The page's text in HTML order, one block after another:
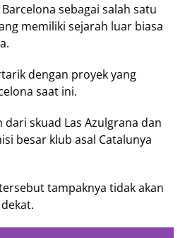
sebagai salah satu
memiliki sejarah luar biasa
dengan proyek yang
saat ini.
skuad Las Azulgrana dan
besar klub asal Catalunya
tampaknya tidak akan